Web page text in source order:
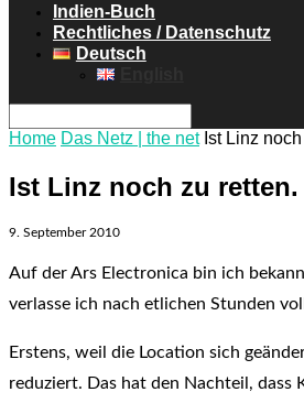
Indien-Buch
Rechtliches / Datenschutz
Deutsch
Home Das Netz | the net Ist Linz
Ist Linz noch zu retten.
9. September 2010
Auf der Ars Electronica bin ich
verlasse ich nach etlichen Stunden
Erstens, weil die Location sich
reduziert. Das hat den Nachteil, dass